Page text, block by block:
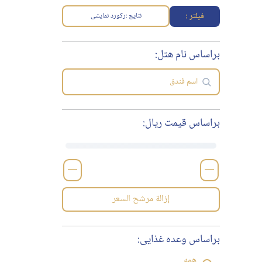
فیلتر : نتایج :رکورد نمایشی
براساس نام هتل:
براساس قیمت ریال:
—
—
إزالة مرشح السعر
براساس وعده غذایی: